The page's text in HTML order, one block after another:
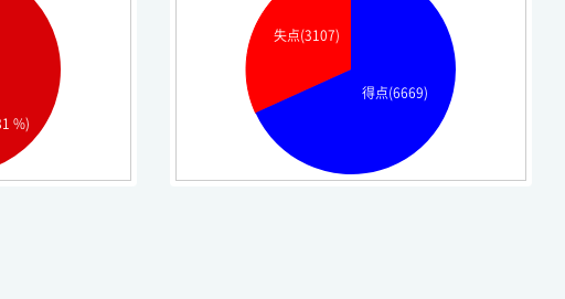
%)
得点(6669)
失点(3107)